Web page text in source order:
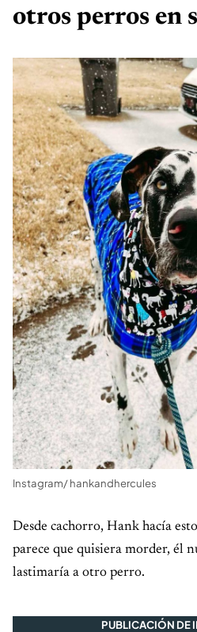
otros perros en
Instagram/ hankandhercules
Desde cachorro, Hank hacía
parece que quisiera morder, él
lastimaría a otro perro.
PUBLICACIÓN DE